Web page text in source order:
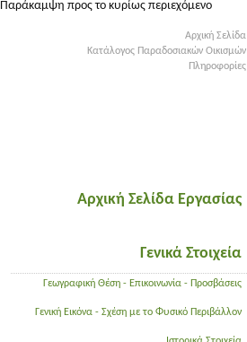
Παράκαμψη προς το κυρίως περιεχόμενο
Αρχική Σελίδα
Κατάλογος Παραδοσιακών Οικισμών
Πληροφορίες
Αρχική Σελίδα Εργασίας
Γενικά Στοιχεία
Γεωγραφική Θέση - Επικοινωνία - Προσβάσεις
Γενική Εικόνα - Σχέση με το Φυσικό Περιβάλλον